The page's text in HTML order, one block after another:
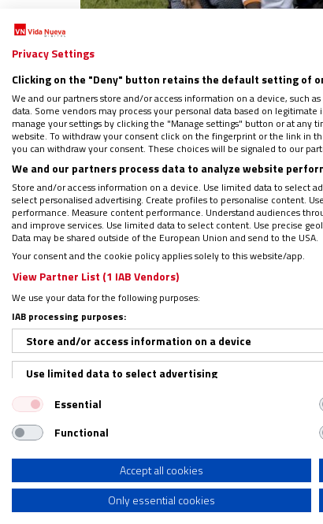
Síguenos en:
PorM. Ángeles Martínez del Sol|23/07/2017 -
Hace un año, al finalizar el curso
Vicente, de las Hijas de la Caridad,
recibir nuestra formación de julio,
tener una incidencia social. Las idea
realmente creativas, hasta que
proyectos:AngolaAble.
Lo hemos podido sacar adelante con
España y Angola, siempre desde la
Como profesores que somos,
able significa oportunidad de hacer.
proyecto ha sido un regalo por el
profesores de 13 centros diferentes
programa de intercambio
. El
aprendizaje cooperativo en el aula, y
Alcanzable, adorable,
Privacy Settings
Clicking on the "Deny" button retains the default setting of
We and our partners store and/or access information on a device, such
data. Some vendors may process your personal data based on
manage your settings by clicking the "Manage settings" button or at
website. To withdraw your consent click on the fingerprint or the link in
you can withdraw your consent. These choices will be signaled to our
We and our partners process data to analyze website
Store and/or access information on a device. Use limited data to select
select personalised advertising. Create profiles to personalise content.
performance. Measure content performance. Understand audiences
and improve services. Use limited data to select content. Use precise
Data may be shared outside of the European Union and send to the USA.
Your consent and the cookie policy applies solely to this website/app.
View Partner List (1 IAB Vendors)
We use your data for the following purposes:
IAB processing purposes:
Store and/or access information on a device
Use limited data to select advertising
Create profiles for personalised advertising
Use profiles to select personalised advertising
Create profiles to personalise content
Use profiles to select personalised content
Essential
Functional
Accept all cookies
Only essential cookies